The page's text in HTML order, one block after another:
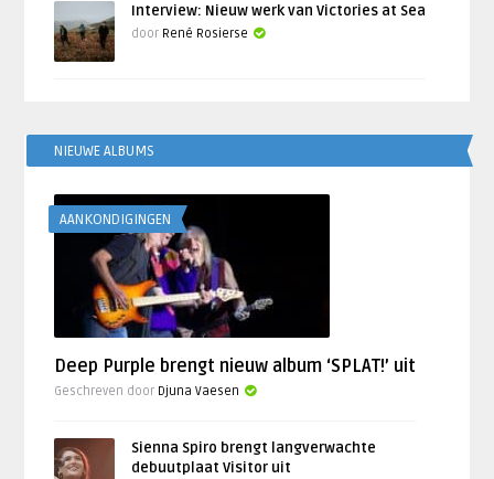
Interview: Nieuw werk van Victories at Sea
door René Rosierse
NIEUWE ALBUMS
AANKONDIGINGEN
Deep Purple brengt nieuw album ‘SPLAT!’ uit
Geschreven door Djuna Vaesen
Sienna Spiro brengt langverwachte
debuutplaat Visitor uit